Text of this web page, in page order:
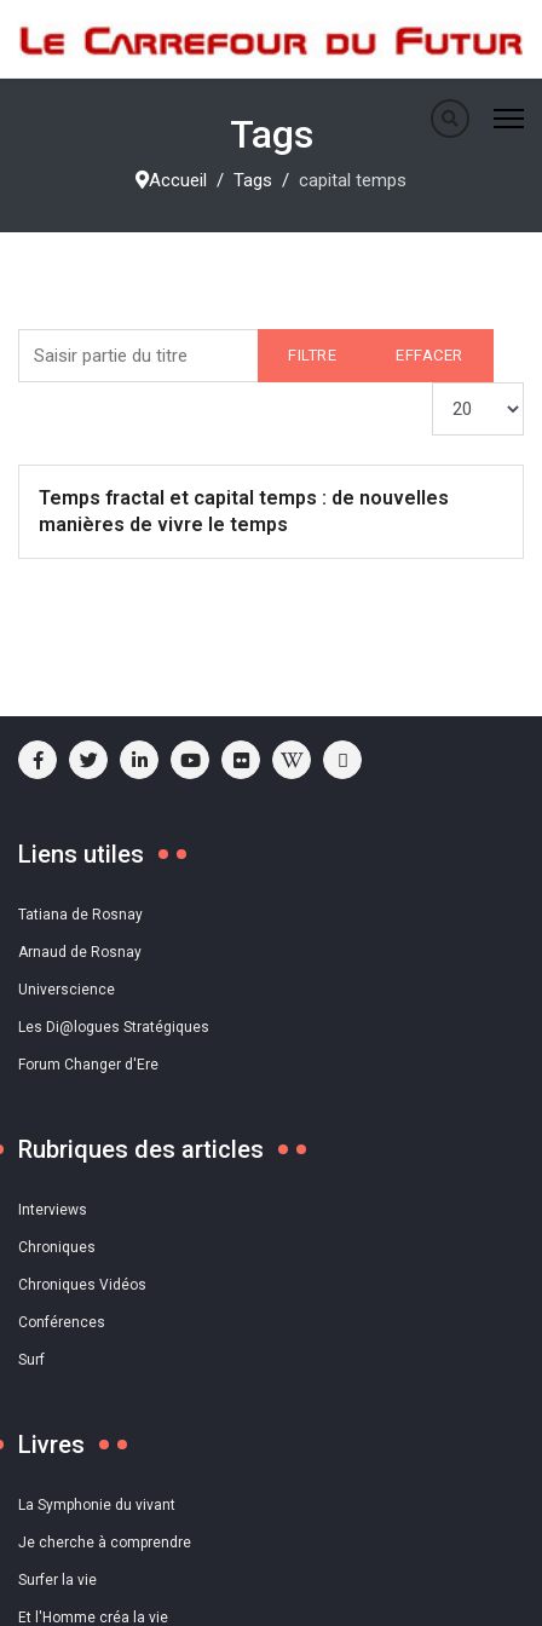
Tags
Accueil Tags capital temps
FILTRE EFFACER
Temps fractal et capital temps : de nouvelles
manières de vivre le temps
Liens utiles
Tatiana de Rosnay
Arnaud de Rosnay
Universcience
Les Di@logues Stratégiques
Forum Changer d'Ere
Rubriques des articles
Interviews
Chroniques
Chroniques Vidéos
Conférences
Surf
Livres
La Symphonie du vivant
Je cherche à comprendre
Surfer la vie
Et l'Homme créa la vie